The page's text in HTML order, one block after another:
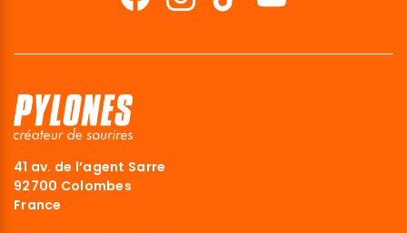
41 av. de l’agent Sarre
92700 Colombes
France